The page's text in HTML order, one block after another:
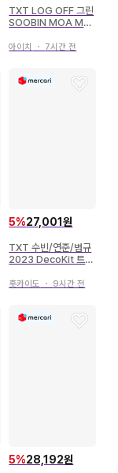
TXT LOG OFF 그린
SOOBIN MOA ME
아이치 ・ 7시간 전
5%27,001원
TXT 수빈/연준/범규
2023 DecoKit 트레
홋카이도 ・ 9시간 전
5%28,192원